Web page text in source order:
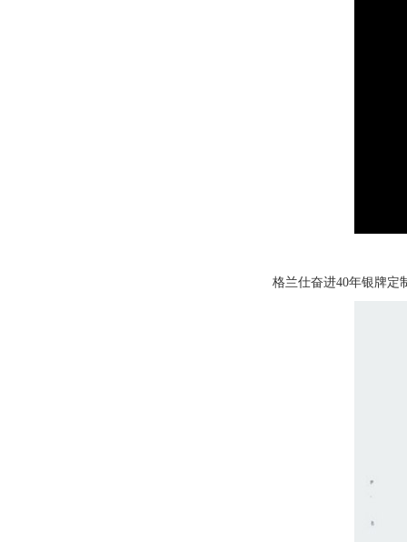
格兰仕奋进40年银牌定